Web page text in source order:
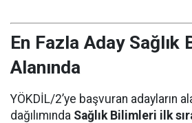
En Fazla Aday Sağlık
Alanında
YÖKDİL/2’ye başvuran adayların
dağılımında Sağlık Bilimleri ilk